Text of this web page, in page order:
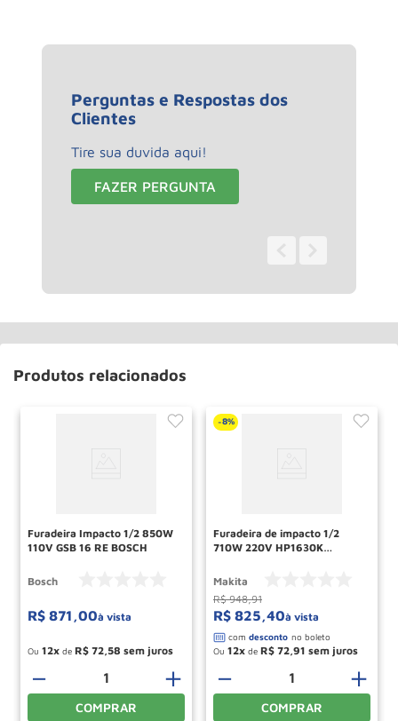
Perguntas e Respostas dos
Clientes
Tire sua duvida aqui!
FAZER PERGUNTA
Produtos relacionados
Furadeira Impacto 1/2 850W
110V GSB 16 RE BOSCH
Bosch
R$ 871 ,00à vista
Ou 12 de R$ 72,58
＋
－
COMPRAR
-8%
Furadeira de impacto 1/2
710W 220V HP1630K
Makita
R$ 948,91
R$ 825,40à vista
Ou 12 de R$ 72,91
＋
－
COMPRAR